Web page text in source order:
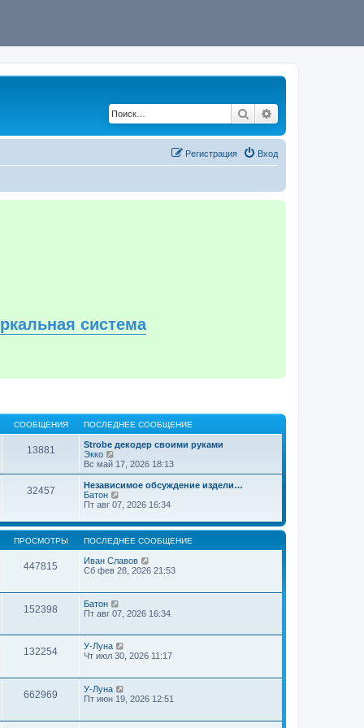
Поиск
Вход
Регистрация
система
СООБЩЕНИЯ ПОСЛЕДНЕЕ СООБЩЕНИЕ
13881
Strobe декодер своими руками
Экко
е
р
е
й
т
к
п
о
с
л
е
е
м
у
о
о
б
е
н
и
Вс май 17, 2026 18:13
32457
Независимое обсуждение издели…
Батон
е
е
й
т
и
к
п
с
е
д
м
у
о
о
б
Пт авг 07, 2026 16:34
ПРОСМОТРЫ ПОСЛЕДНЕЕ СООБЩЕНИЕ
447815
Иван Славов
Сб фев 28, 2026 21:53
152398
Батон
Пт авг 07, 2026 16:34
132254
У-Луна
Чт июл 30, 2026 11:17
662969
У-Луна
Пт июн 19, 2026 12:51